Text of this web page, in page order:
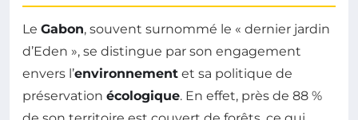
Le Gabon, souvent surnommé le « dernier jardin
d’Eden », se distingue par son engagement
envers l’environnement et sa politique de
préservation écologique. En effet, près de 88 %